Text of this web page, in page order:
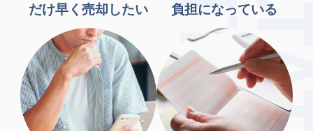
だけ早く売却したい
負担になっている